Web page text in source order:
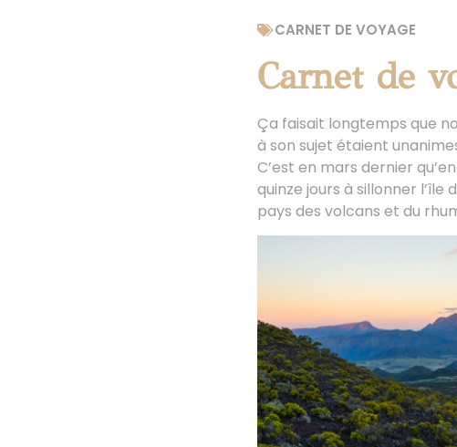
CARNET DE VOYAGE
Carnet de
Ça faisait longtemps que
à son sujet étaient
C’est en mars dernier
quinze jours à sillonner
pays des volcans et du